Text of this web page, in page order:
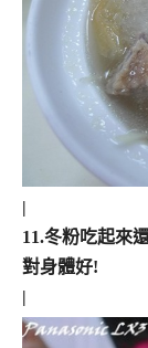
|
11.冬粉吃起來
對身體好!
|